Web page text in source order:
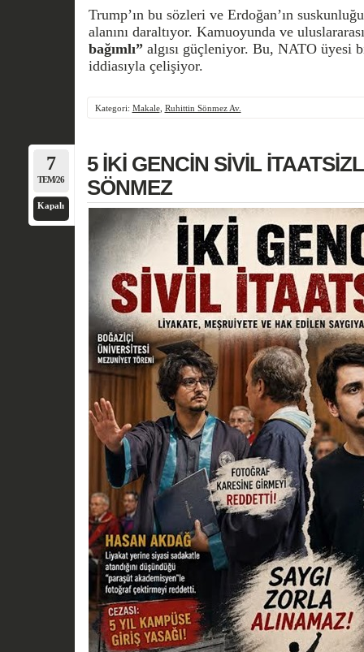
Trump’ın bu sözleri ve Erdoğan’ın
alanını daraltıyor. Kamuoyunda ve
bağımlı”algısı güçleniyor. Bu, NATO üyesi
iddiasıyla çelişiyor.
Kategori: Makale, Ruhittin Sönmez Av.
7
TEM/26
Kapalı
5 İKİ GENCİN SİVİL
SÖNMEZ